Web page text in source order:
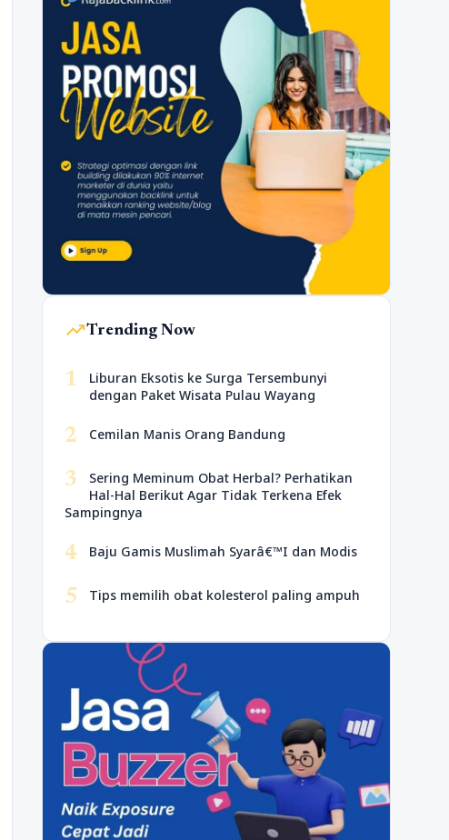
trending_upTrending Now
1
Liburan Eksotis ke Surga Tersembunyi
dengan Paket Wisata Pulau Wayang
2 Cemilan Manis Orang Bandung
3
Sering Meminum Obat Herbal? Perhatikan
Hal-Hal Berikut Agar Tidak Terkena Efek
Sampingnya
4 Baju Gamis Muslimah Syarâ€™I dan Modis
5 Tips memilih obat kolesterol paling ampuh